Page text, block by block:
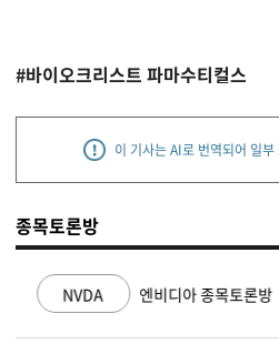
#바이오크리스트 파마수티컬스
이 기사는 AI로 번역되어 일
종목토론방
NVDA 엔비디아 종목토론방